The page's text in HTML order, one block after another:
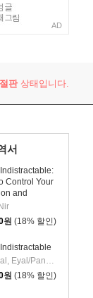
AD
절판상태입니다.
서
Control Your
and
Your Life
원 (18% 할인)
원 (18% 할인)